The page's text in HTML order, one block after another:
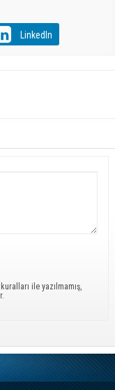
LinkedIn
ile yazılmamış,